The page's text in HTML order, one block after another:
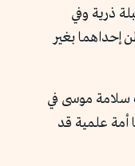
ذرية وفي
إحداهما بغير
سلامة موسى في
أمة علمية قد